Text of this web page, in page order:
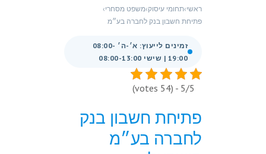
ראשי›תחומי עיסוק›משפט מסחרי›
פתיחת חשבון בנק לחברה בע״מ
זמינים לייעוץ: א׳-ה׳ 08:00-
19:00 | שישי 08:00-13:00
5/5 - (54 votes)
פתיחת חשבון בנק
לחברה בע״מ